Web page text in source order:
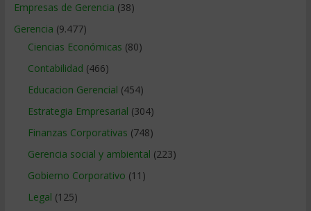
Empresas de Gerencia (38)
Gerencia (9.477)
Ciencias Económicas (80)
Contabilidad (466)
Educacion Gerencial (454)
Estrategia Empresarial (304)
Finanzas Corporativas (748)
Gerencia social y ambiental (223)
Gobierno Corporativo (11)
Legal (125)